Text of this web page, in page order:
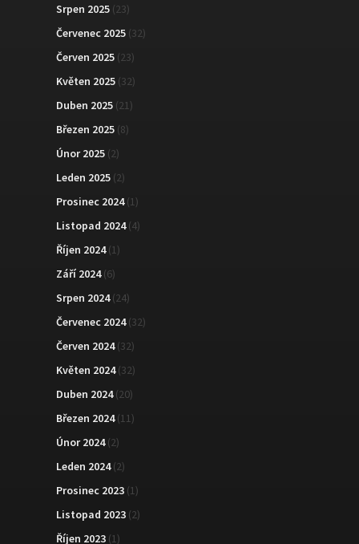
Srpen 2025 (23)
Červenec 2025 (32)
Červen 2025 (23)
Květen 2025 (32)
Duben 2025 (21)
Březen 2025 (8)
Únor 2025 (2)
Leden 2025 (2)
Prosinec 2024(1)
Listopad 2024(4)
Říjen 2024(1)
Září 2024(6)
Srpen 2024(24)
Červenec 2024(32)
Červen 2024(32)
Květen 2024(32)
Duben 2024(20)
Březen 2024(11)
Únor 2024(2)
Leden 2024(2)
Prosinec 2023 (1)
Listopad 2023 (2)
Říjen 2023 (1)